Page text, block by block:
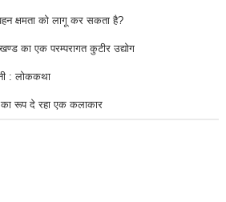
क्षमता को लागू कर सकता है?
का एक परम्परागत कुटीर उद्योग
: लोककथा
रूप दे रहा एक कलाकार